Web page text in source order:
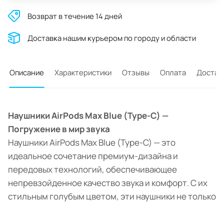
Возврат в течение 14 дней
Доставĸа нашим ĸурьером по городу и области
Описание Характеристики Отзывы Оплата
Наушники AirPods Max Blue (Type-C) —
Погружение в мир звука
Наушники AirPods Max Blue (Type-C) — это
идеальное сочетание премиум-дизайна и
передовых технологий, обеспечивающее
непревзойденное качество звука и комфорт. С их
стильным голубым цветом, эти наушники не только